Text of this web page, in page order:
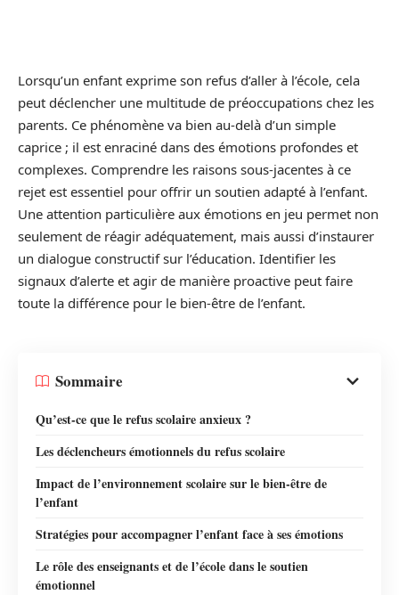
Lorsqu’un enfant exprime son refus d’aller à l’école, cela
peut déclencher une multitude de préoccupations chez les
parents. Ce phénomène va bien au-delà d’un simple
caprice ; il est enraciné dans des émotions profondes et
complexes. Comprendre les raisons sous-jacentes à ce
rejet est essentiel pour offrir un soutien adapté à l’enfant.
Une attention particulière aux émotions en jeu permet non
seulement de réagir adéquatement, mais aussi d’instaurer
un dialogue constructif sur l’éducation. Identifier les
signaux d’alerte et agir de manière proactive peut faire
toute la différence pour le bien-être de l’enfant.
Sommaire
Qu’est-ce que le refus scolaire anxieux ?
Les déclencheurs émotionnels du refus scolaire
Impact de l’environnement scolaire sur le bien-être de
l’enfant
Stratégies pour accompagner l’enfant face à ses émotions
Le rôle des enseignants et de l’école dans le soutien
émotionnel